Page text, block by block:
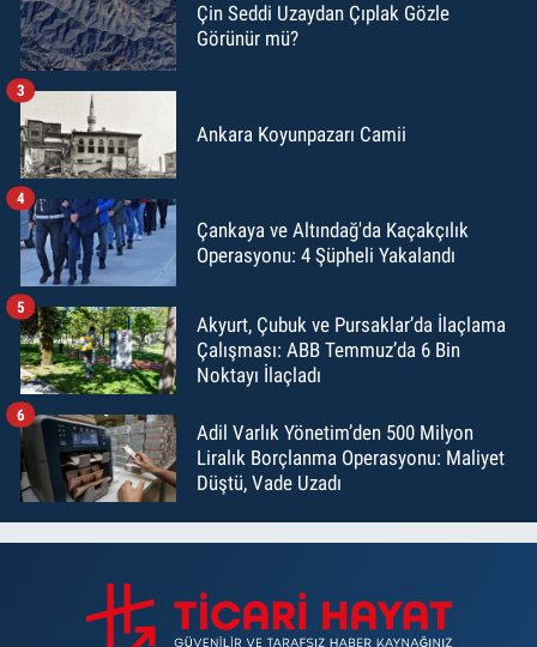
Çin Seddi Uzaydan Çıplak Gözle
Görünür mü?
Ankara Koyunpazarı Camii
3
Çankaya ve Altındağ'da Kaçakçılık
Operasyonu: 4 Şüpheli Yakalandı
4
Akyurt, Çubuk ve Pursaklar’da İlaçlama
Çalışması: ABB Temmuz’da 6 Bin
Noktayı İlaçladı
5
Adil Varlık Yönetim’den 500 Milyon
Liralık Borçlanma Operasyonu: Maliyet
Düştü, Vade Uzadı
6